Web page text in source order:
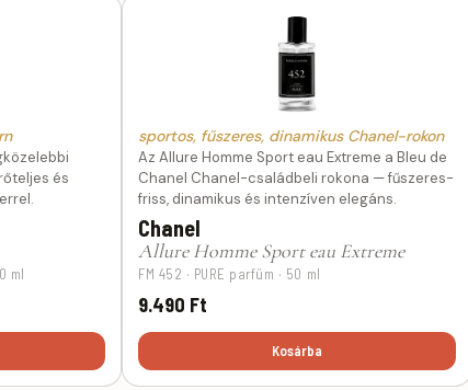
és
ml
sportos, fűszeres, dinamikus Chanel-rokon
Az Allure Homme Sport eau Extreme a Bleu de
Chanel Chanel-családbeli rokona — fűszeres-
friss, dinamikus és intenzíven elegáns.
Chanel
Allure Homme Sport eau Extreme
FM 452 · PURE parfüm · 50 ml
9.490 Ft
Kosárba